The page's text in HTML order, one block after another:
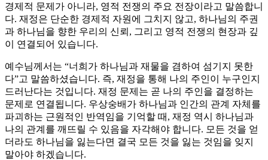
경제적 문제가 아니라, 영적 전쟁의 주요 전장이라고 말씀합니
다. 재정은 단순한 경제적 자원에 그치지 않고, 하나님의 주권
과 하나님을 향한 우리의 신뢰, 그리고 영적 전쟁의 현장과 깊
이 연결되어 있습니다.
예수님께서는 “너희가 하나님과 재물을 겸하여 섬기지 못한
다”고 말씀하셨습니다. 즉, 재정을 통해 나의 주인이 누구인지
드러난다는 것입니다. 재정 문제는 곧 나의 주인을 결정하는
문제로 연결됩니다. 우상숭배가 하나님과 인간의 관계 자체를
파괴하는 근원적인 반역임을 기억할 때, 재정 역시 하나님과
나의 관계를 깨뜨릴 수 있음을 자각해야 합니다. 모든 것을 얻
더라도 하나님을 잃는다면 결국 모든 것을 잃는 것임을 잊지
말아야 하겠습니다.